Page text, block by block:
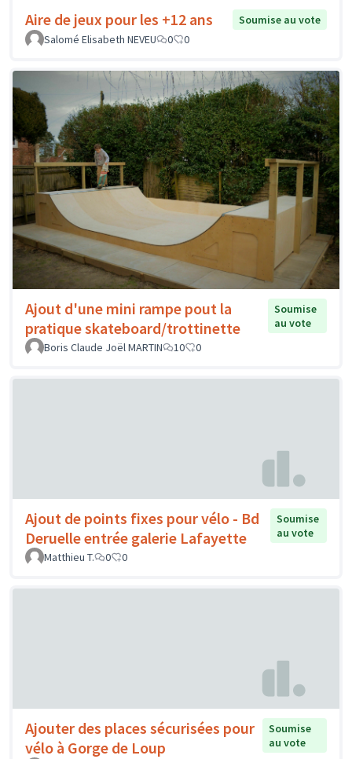
Aire de jeux pour les +12 ans
Soumise au vote
Salomé Elisabeth NEVEU
0 0
Ajout d'une mini rampe pout la
pratique skateboard/trottinette
Soumise
au vote
Boris Claude Joël MARTIN
10 0
Ajout de points fixes pour vélo - Bd
Deruelle entrée galerie Lafayette
Soumise
au vote
Matthieu T.
0 0
Ajouter des places sécurisées pour
vélo à Gorge de Loup
Soumise
au vote